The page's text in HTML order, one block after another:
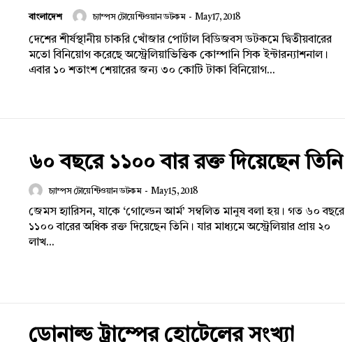
বাংলাদেশ চ্যাম্পস টোয়েন্টিওয়ান ডটকম - May 17, 2018
দেশের শীর্ষস্থানীয় চাকরি খোঁজার পোর্টাল বিডিজবস ডটকমে দ্বিতীয়বারের
মতো বিনিয়োগ করেছে অস্ট্রেলিয়াভিত্তিক কোম্পানি সিক ইন্টারন্যাশনাল।
এবার ১০ শতাংশ শেয়ারের জন্য ৩০ কোটি টাকা বিনিয়োগ...
৬০ বছরে ১১০০ বার রক্ত দিয়েছেন তিনি
চ্যাম্পস টোয়েন্টিওয়ান ডটকম - May 15, 2018
জেমস হ্যারিসন, যাকে ‘গোল্ডেন আর্ম’ সম্বলিত মানুষ বলা হয়। গত ৬০ বছরে
১১০০ বারের অধিক রক্ত দিয়েছেন তিনি। যার মাধ্যমে অস্ট্রেলিয়ার প্রায় ২০
লাখ...
ডোনাল্ড ট্রাম্পের হোটেলের সংখ্যা